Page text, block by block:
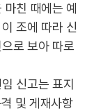
친 때에는 예
조에 따라 신
로 보아 따로
신고는 표지
및 게재사항